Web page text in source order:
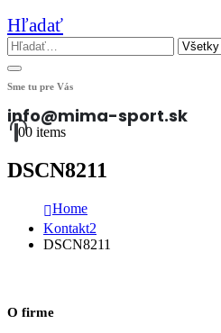
Hľadať
Sme tu pre Vás
info@mima-sport.sk
00 items
DSCN8211
Home
Kontakt2
DSCN8211
O firme